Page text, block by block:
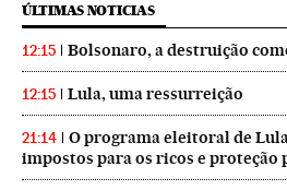
ÚLTIMAS NOTICIAS
12:15 Bolsonaro, a destruição
12:15 Lula, uma ressurreição
21:14
O programa eleitoral de
impostos para os ricos e proteção